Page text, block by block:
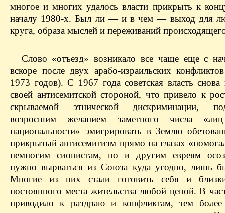
многое и многих удалось власти прикрыть к
началу 1980-х. Был ли — и в чем — выход для
круга, образа мыслей и переживаний
Слово «отъезд» возникало все чаще еще с
вскоре после двух арабо-израильских
1973 годов). С 1967 года советская власть снова
своей антисемитской стороной, что привело к
скрываемой этнической дискриминации,
возросшим желанием заметного числа «лиц
национальности» эмигрировать в Землю
прикрытый антисемитизм прямо на глазах
немногим сионистам, но и другим евреям
нужно вырваться из Союза куда угодно, лишь
Многие из них стали готовить себя и
постоянного места жительства любой ценой. В
приводило к раздраю и конфликтам, тем более